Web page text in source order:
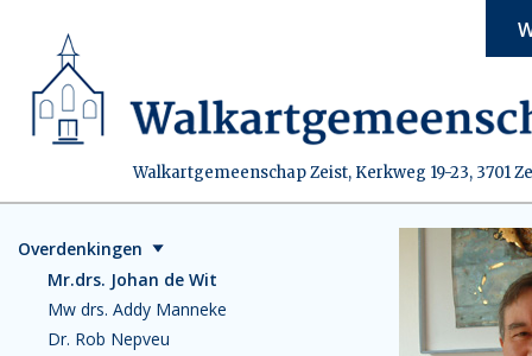
Walkartgemeenschap Zeist, Kerkweg 19-23, 3701
Overdenkingen
Mr.drs. Johan de Wit
Mw drs. Addy Manneke
Dr. Rob Nepveu